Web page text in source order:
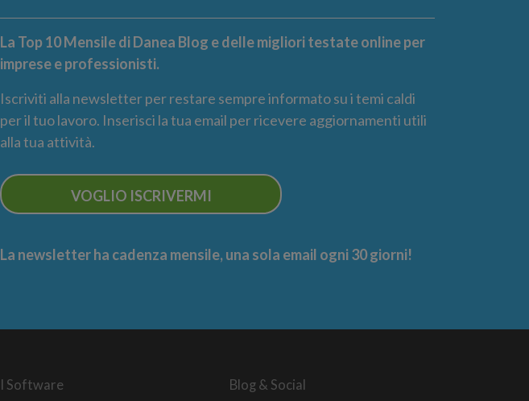
La Top 10 Mensile di Danea Blog e delle migliori testate online per
imprese e professionisti.
Iscriviti alla newsletter per restare sempre informato su i temi caldi
per il tuo lavoro. Inserisci la tua email per ricevere aggiornamenti utili
alla tua attività.
VOGLIO ISCRIVERMI
La newsletter ha cadenza mensile, una sola email ogni 30 giorni!
I Software Blog & Social